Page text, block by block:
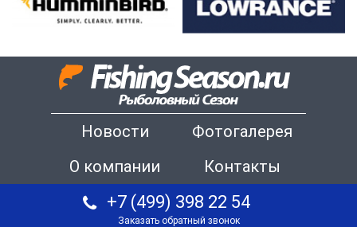
Новости
Фотогалерея
О компании
Контакты
+7 (499) 398 22 54
Заказать обратный звонок